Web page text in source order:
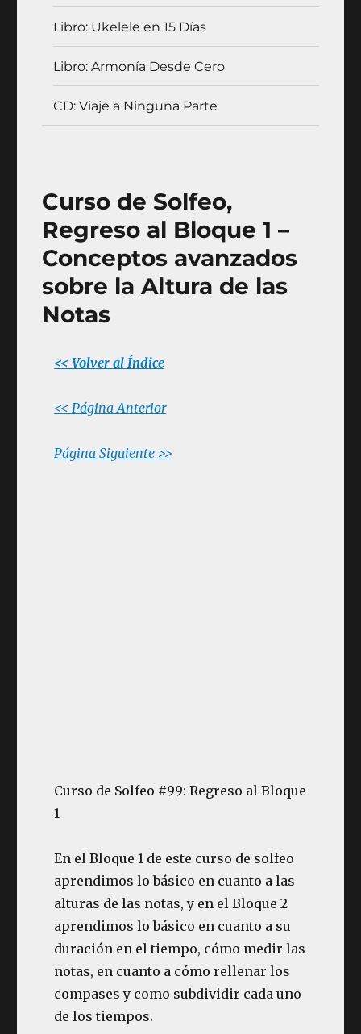
Libro: Ukelele en 15 Días
Libro: Armonía Desde Cero
CD: Viaje a Ninguna Parte
Curso de Solfeo,
Regreso al Bloque 1 –
Conceptos avanzados
sobre la Altura de las
Notas
<< Volver al Índice
<< Página Anterior
Página Siguiente >>
Curso de Solfeo #99: Regreso al Bloque
1
En el Bloque 1 de este curso de solfeo
aprendimos lo básico en cuanto a las
alturas de las notas, y en el Bloque 2
aprendimos lo básico en cuanto a su
duración en el tiempo, cómo medir las
notas, en cuanto a cómo rellenar los
compases y como subdividir cada uno
de los tiempos.